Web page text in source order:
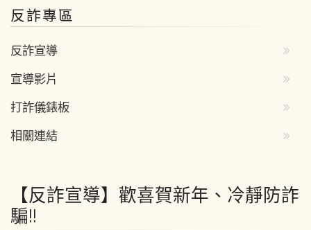
反詐專區
反詐宣導
宣導影片
打詐儀錶板
相關連結
【反詐宣導】歡喜賀新年、冷靜防詐
騙!!